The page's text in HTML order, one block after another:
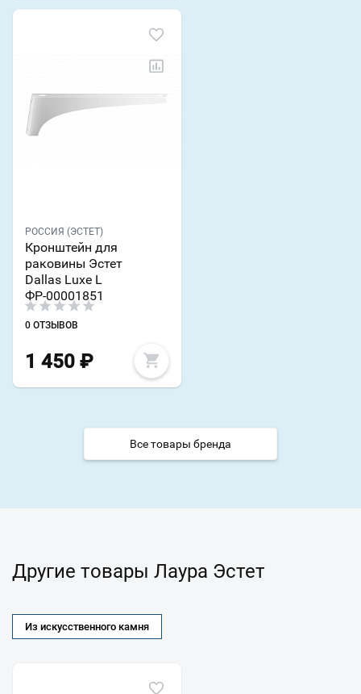
РОССИЯ (ЭСТЕТ)
Кронштейн для
раковины Эстет
Dallas Luxe L
ФР-00001851
0 ОТЗЫВОВ
1 450 ₽
Все товары бренда
Другие товары Лаура Эстет
Из искусственного камня